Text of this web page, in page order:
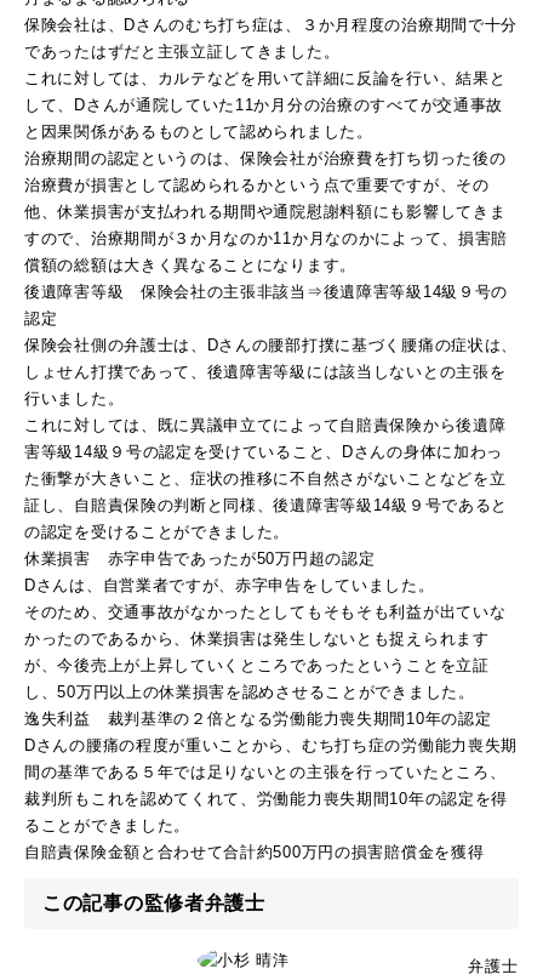
保険会社は、Dさんのむち打ち症は、３か月程度の治療期間で十分
であったはずだと主張立証してきました。
これに対しては、カルテなどを用いて詳細に反論を行い、結果と
して、Dさんが通院していた11か月分の治療のすべてが交通事故
と因果関係があるものとして認められました。
治療期間の認定というのは、保険会社が治療費を打ち切った後の
治療費が損害として認められるかという点で重要ですが、その
他、休業損害が支払われる期間や通院慰謝料額にも影響してきま
すので、治療期間が３か月なのか11か月なのかによって、損害賠
償額の総額は大きく異なることになります。
後遺障害等級 保険会社の主張非該当⇒後遺障害等級14級９号の
認定
保険会社側の弁護士は、Dさんの腰部打撲に基づく腰痛の症状は、
しょせん打撲であって、後遺障害等級には該当しないとの主張を
行いました。
これに対しては、既に異議申立てによって自賠責保険から後遺障
害等級14級９号の認定を受けていること、Dさんの身体に加わっ
た衝撃が大きいこと、症状の推移に不自然さがないことなどを立
証し、自賠責保険の判断と同様、後遺障害等級14級９号であると
の認定を受けることができました。
休業損害 赤字申告であったが50万円超の認定
Dさんは、自営業者ですが、赤字申告をしていました。
そのため、交通事故がなかったとしてもそもそも利益が出ていな
かったのであるから、休業損害は発生しないとも捉えられます
が、今後売上が上昇していくところであったということを立証
し、50万円以上の休業損害を認めさせることができました。
逸失利益 裁判基準の２倍となる労働能力喪失期間10年の認定
Dさんの腰痛の程度が重いことから、むち打ち症の労働能力喪失期
間の基準である５年では足りないとの主張を行っていたところ、
裁判所もこれを認めてくれて、労働能力喪失期間10年の認定を得
ることができました。
自賠責保険金額と合わせて合計約500万円の損害賠償金を獲得
この記事の監修者弁護士
弁護士